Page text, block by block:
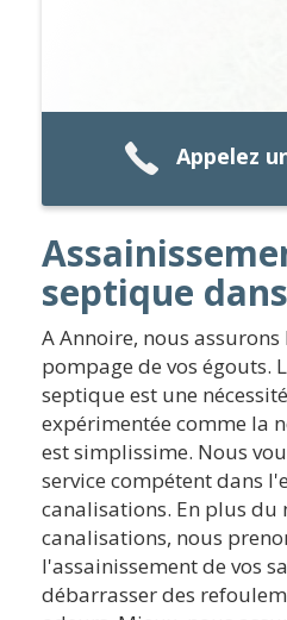
Appelez
septique
A Annoire, nous
pompage de vos égouts.
septique est une
expérimentée comme la
est simplissime. Nous
service compétent dans
canalisations. En plus du
canalisations, nous
l'assainissement de vos
débarrasser des